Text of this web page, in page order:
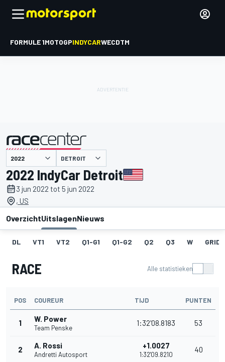
FORMULE 1MOTOGPINDYCARWECDTM
gepresenteerd door DETROIT
2022 IndyCar Detroit
3 jun 2022 tot 5 jun 2022
, US
OverzichtUitslagenNieuws
DL VT1 VT2 Q1-G1 Q1-G2 Q2 Q3 W GRID
RACE Alle statistieken
POS COUREUR TIJD PUNTEN
1 W. Power
Team Penske
1:32'08.8183 53
2 A. Rossi
Andretti Autosport
+1.0027
1:32'09.8210
40